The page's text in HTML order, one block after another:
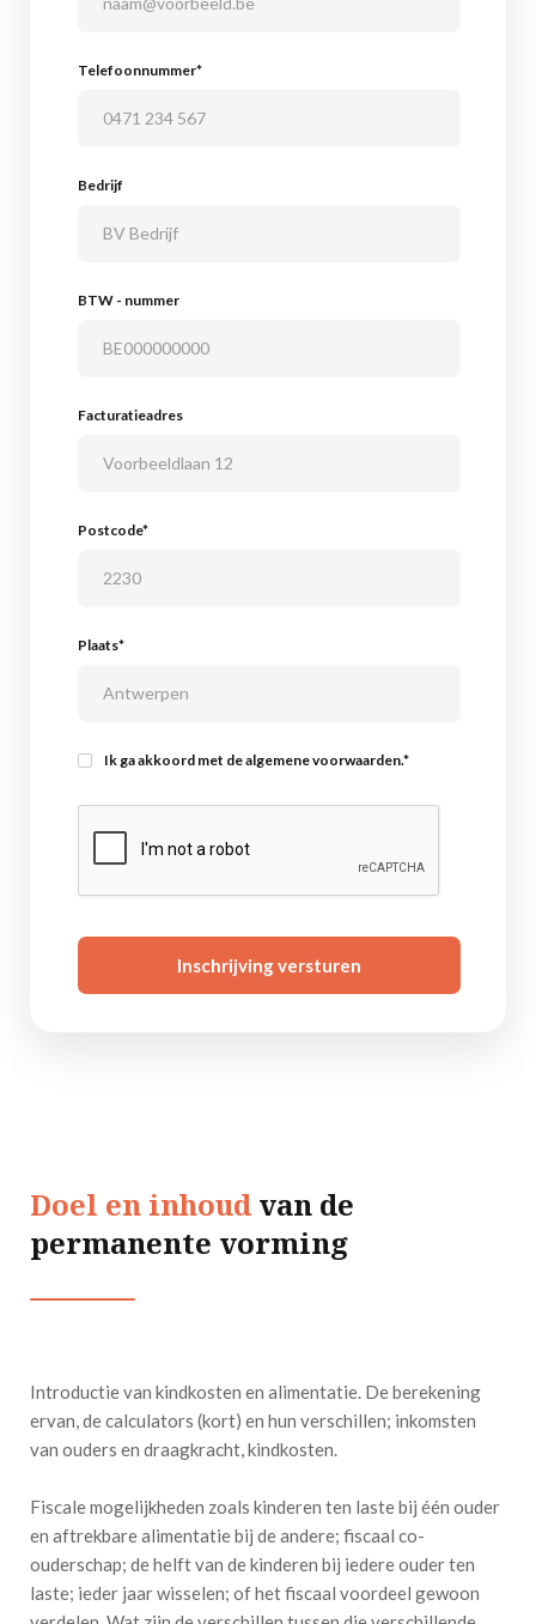
Telefoonnummer*
Bedrijf
BTW - nummer
Facturatieadres
Postcode*
Plaats*
Ik ga akkoord met de algemene voorwaarden.*
Doel en inhoudvan de
permanente vorming
Introductie van kindkosten en alimentatie. De berekening
ervan, de calculators (kort) en hun verschillen; inkomsten
van ouders en draagkracht, kindkosten.
Fiscale mogelijkheden zoals kinderen ten laste bij één ouder
en aftrekbare alimentatie bij de andere; fiscaal co-
ouderschap; de helft van de kinderen bij iedere ouder ten
laste; ieder jaar wisselen; of het fiscaal voordeel gewoon